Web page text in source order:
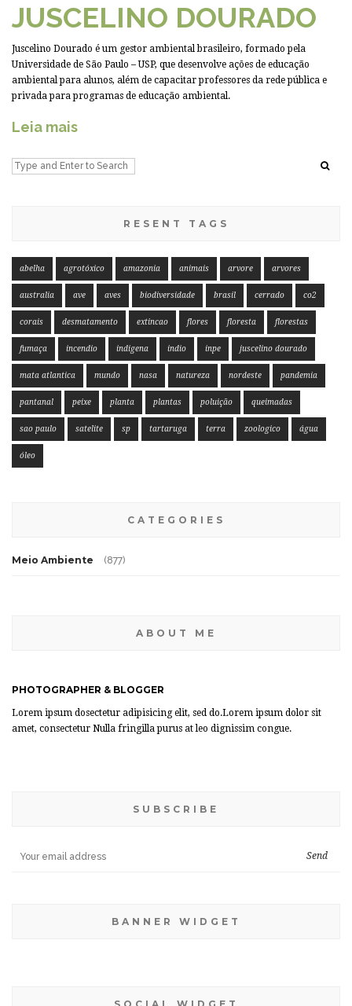
JUSCELINO DOURADO
Juscelino Dourado é um gestor ambiental brasileiro, formado pela
Universidade de São Paulo – USP, que desenvolve ações de educação
ambiental para alunos, além de capacitar professores da rede pública e
privada para programas de educação ambiental.
Leia mais
RESENT TAGS
abelha agrotóxico amazonia animais arvore arvores
australia ave aves biodiversidade brasil cerrado co2
corais desmatamento extincao flores floresta florestas
fumaça incendio indigena indio inpe juscelino dourado
mata atlantica mundo nasa natureza nordeste pandemia
pantanal peixe planta plantas poluição queimadas
sao paulo satelite sp tartaruga terra zoologico água
óleo
CATEGORIES
Meio Ambiente (877)
ABOUT ME
PHOTOGRAPHER & BLOGGER
Lorem ipsum dosectetur adipisicing elit, sed do.Lorem ipsum dolor sit
amet, consectetur Nulla fringilla purus at leo dignissim congue.
SUBSCRIBE
BANNER WIDGET